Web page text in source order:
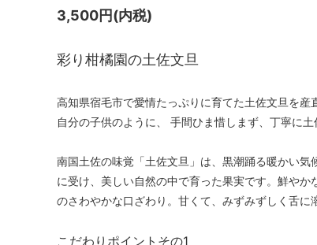
3,500円(内税)
彩り柑橘園の土佐文旦
高知県宿毛市で愛情たっぷりに育てた土佐文旦を産
自分の子供のように、 手間ひま惜しまず、丁寧に土
南国土佐の味覚「土佐文旦」は、黒潮踊る暖かい
に受け、美しい自然の中で育った果実です。鮮や
のさわやかな口ざわり。甘くて、みずみずしく舌に
こだわりポイントその1